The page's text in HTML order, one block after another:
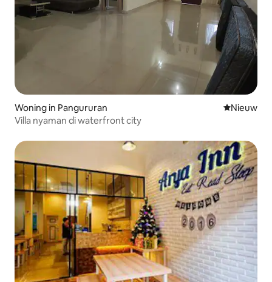
Woning in Pangururan Nieuwe
Nieuw
Villa nyaman di waterfront city